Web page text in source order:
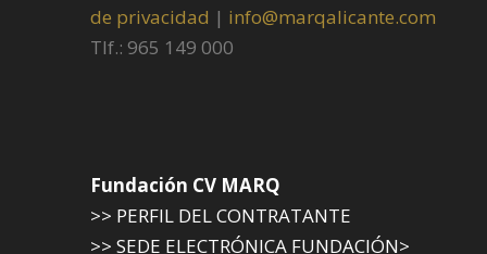
de privacidad | info@marqalicante.com
Tlf.: 965 149 000
Fundación CV MARQ
>> PERFIL DEL CONTRATANTE
>> SEDE ELECTRÓNICA FUNDACIÓN>